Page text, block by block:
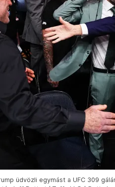
üdvözli egymást a UFC 309